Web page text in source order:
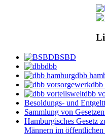
BSBD
dbb
dbb
dbb
dbb
Besoldungs- und
Sammlung von
Hamburgisches Gesetz
Männern im